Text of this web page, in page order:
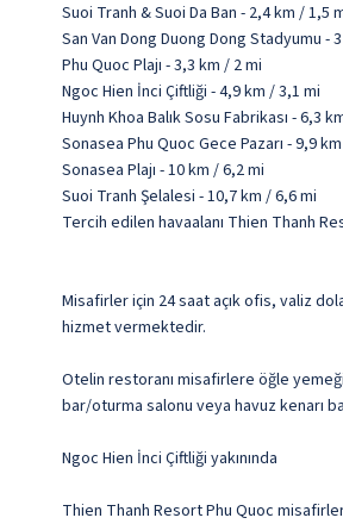
Suoi Tranh & Suoi Da Ban - 2,4 km / 1,5
San Van Dong Duong Dong Stadyumu -
Phu Quoc Plajı - 3,3 km / 2 mi
Ngoc Hien İnci Çiftliği - 4,9 km / 3,1 mi
Huynh Khoa Balık Sosu Fabrikası - 6,3
Sonasea Phu Quoc Gece Pazarı - 9,9
Sonasea Plajı - 10 km / 6,2 mi
Suoi Tranh Şelalesi - 10,7 km / 6,6 mi
Tercih edilen havaalanı Thien Thanh
Misafirler için 24 saat açık ofis, valiz
hizmet vermektedir.
Otelin restoranı misafirlere öğle
bar/oturma salonu veya havuz kenarı
Ngoc Hien İnci Çiftliği yakınında
Thien Thanh Resort Phu Quoc